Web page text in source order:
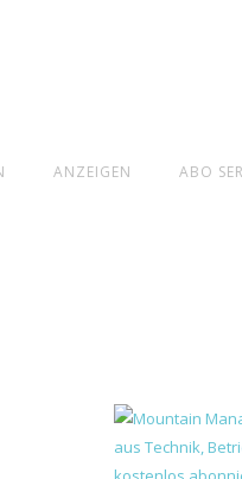
ANZEIGEN ABO